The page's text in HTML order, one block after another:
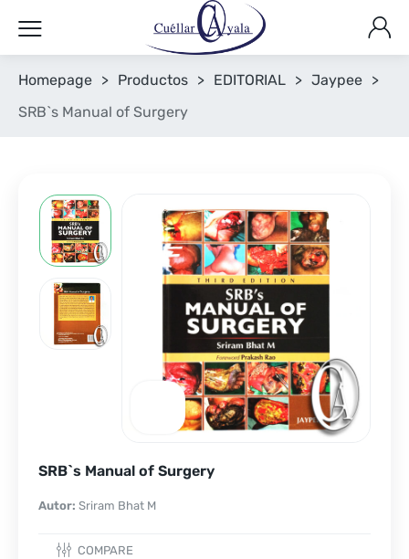
Homepage > Productos > EDITORIAL > Jaypee >
SRB`s Manual of Surgery
SRB`s Manual of Surgery
Autor: Sriram Bhat M
COMPARE